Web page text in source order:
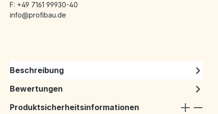
F: +49 7161 99930-40
info@profibau.de
Beschreibung
Bewertungen
Produktsicherheitsinformationen